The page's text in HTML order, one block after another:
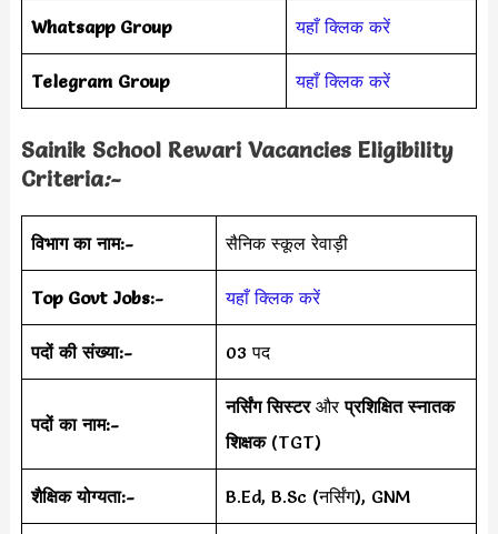
Whatsapp Group यहाँ क्लिक करें
Telegram Group यहाँ क्लिक करें
Sainik School Rewari Vacancies Eligibility
Criteria:-
विभाग का नाम:- सैनिक स्कूल रेवाड़ी
Top Govt Jobs:- यहाँ क्लिक करें
पदों की संख्या:- 03 पद
पदों का नाम:-
नर्सिंग सिस्टरऔरप्रशिक्षित स्नातक
शिक्षक(TGT)
शैक्षिक योग्यता:- B.Ed, B.Sc (नर्सिंग), GNM